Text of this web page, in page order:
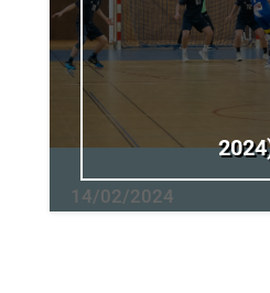
14/02/2024